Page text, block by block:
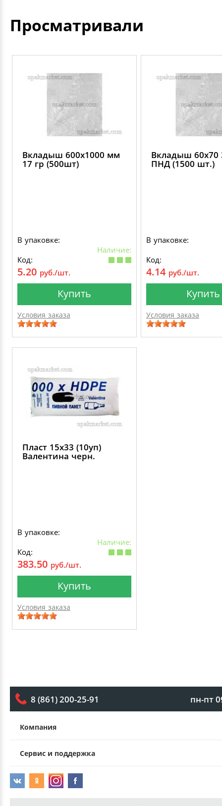
Просматривали
Вкладыш 600х1000 мм
17 гр (500шт)
В упаковке:
Наличие:
Код:
5.20 руб./шт.
Купить
Условия заказа
Вкладыш 60х70
ПНД (1500 шт.)
В упаковке:
Код:
4.14 руб./шт.
Купить
Условия заказа
Пласт 15х33 (10уп)
Валентина черн.
В упаковке:
Наличие:
Код:
383.50 руб./шт.
Купить
Условия заказа
8 (861) 200-25-91 пн-пт
Компания
Сервис и поддержка